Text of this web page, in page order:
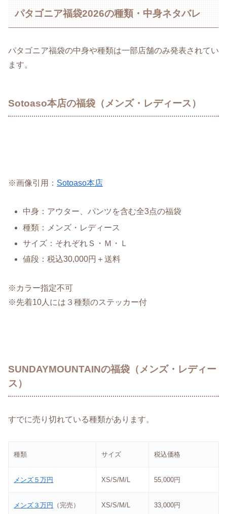
パタゴニア福袋2026の種類・中身ネタバレ
パタゴニア福袋の中身や種類は一部店舗のみ発表されてい
ます。
Sotoaso本店の福袋（メンズ・レディース）
※画像引用： Sotoaso本店
中身：アウター、パンツを含む全3点の福袋
種類：メンズ・レディース
サイズ：それぞれＳ・Ｍ・Ｌ
値段：税込30,000円＋送料
※カラー指定不可
※先着10人には３種類のステッカー付
SUNDAYMOUNTAINの福袋（メンズ・レディー
ス）
すでに売り切れている種類があります。
種類 サイズ 税込価格
メンズ５万円 XS/S/M/L 55,000円
メンズ３万円 （完売） XS/S/M/L 33,000円